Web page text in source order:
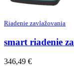
Riadenie zavlažovania
smart riadenie
346,49 €